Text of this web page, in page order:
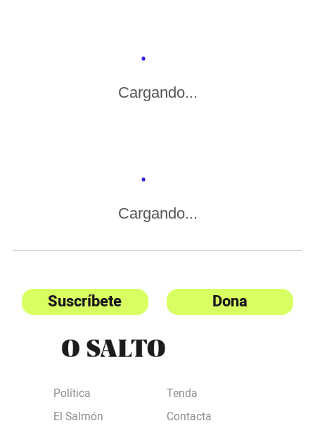
Cargando...
Cargando...
Suscríbete Dona
Política
El Salmón
Tenda
Contacta